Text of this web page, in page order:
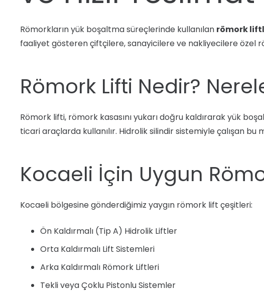
Römorkların yük boşaltma süreçlerinde kullanılan römork
faaliyet gösteren çiftçilere, sanayicilere ve nakliyecilere özel
Römork Lifti Nedir?
Römork lifti, römork kasasını yukarı doğru kaldırarak yük
ticari araçlarda kullanılır. Hidrolik silindir sistemiyle çalışan
Kocaeli İçin Uygun
Kocaeli bölgesine gönderdiğimiz yaygın römork lift çeşitleri:
Ön Kaldırmalı (Tip A) Hidrolik Liftler
Orta Kaldırmalı Lift Sistemleri
Arka Kaldırmalı Römork Liftleri
Tekli veya Çoklu Pistonlu Sistemler